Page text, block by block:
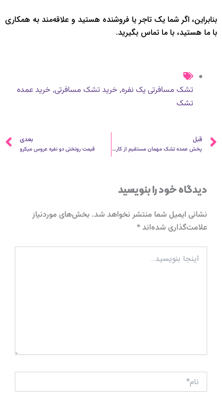
بنابراین، اگر شما یک تاجر یا فروشنده هستید و علاقه‌مند به همکاری
با ما هستید، با ما تماس بگیرید.
تشک مسافرتی یک نفره, خرید تشک مسافرتی, خرید عمده
تشک
قبلی
قبل
پخش عمده تشک مهمان مستقیم از کارخانه
بعدی
قیمت روتختی دو نفره عروس میکرو
دیدگاه‌ خود را بنویسید
نشانی ایمیل شما منتشر نخواهد شد. بخش‌های موردنیاز
علامت‌گذاری شده‌اند*
بنویسید…